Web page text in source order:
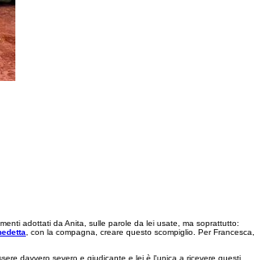
adottati da Anita, sulle parole da lei usate, ma soprattutto:
, con la compagna, creare questo scompiglio. Per Francesca,